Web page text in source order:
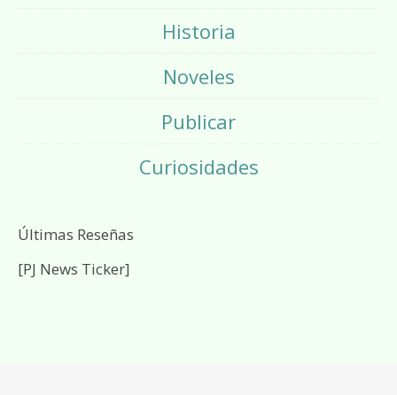
Historia
Noveles
Publicar
Curiosidades
Últimas Reseñas
[PJ News Ticker]